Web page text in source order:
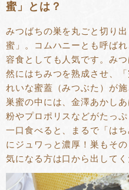
蜜」とは？
みつばちの巣を丸ごと切り
蜜」。コムハニーとも呼ば
容食としても人気です。み
然にはちみつを熟成させ、
れいな蜜蓋（みつぶた）が
巣蜜の中には、金澤あかし
粉やプロポリスなどがたっぷ
一口食べると、まるで「は
にジュワっと濃厚！巣もその
気になる方は口から出してく